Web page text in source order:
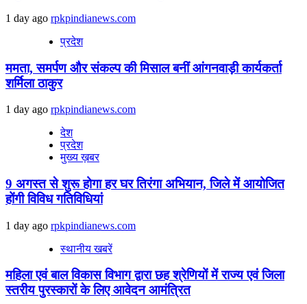
1 day ago rpkpindianews.com
प्रदेश
ममता, समर्पण और संकल्प की मिसाल बनीं आंगनवाड़ी कार्यकर्ता
शर्मिला ठाकुर
1 day ago rpkpindianews.com
देश
प्रदेश
मुख्य ख़बर
9 अगस्‍त से शुरू होगा हर घर तिरंगा अभियान, जिले में आयोजित
होंगी विविध गतिविधियां
1 day ago rpkpindianews.com
स्थानीय खबरें
महिला एवं बाल विकास विभाग द्वारा छह श्रेणियों में राज्य एवं जिला
स्तरीय पुरस्कारों के लिए आवेदन आमंत्रित